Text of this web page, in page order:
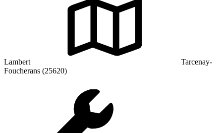
Lambert
Tarcenay-
Foucherans (25620)